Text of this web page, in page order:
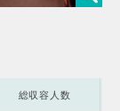
総収容人数